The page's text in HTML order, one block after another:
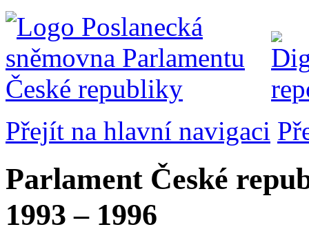
Přejít na hlavní navigaci
Parlament České
1993 – 1996